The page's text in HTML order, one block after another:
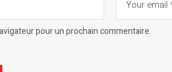
pour un prochain commentaire.